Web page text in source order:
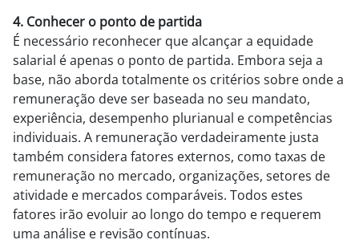
4. Conhecer o ponto de partida
É necessário reconhecer que alcançar a equidade
salarial é apenas o ponto de partida. Embora seja a
base, não aborda totalmente os critérios sobre onde a
remuneração deve ser baseada no seu mandato,
experiência, desempenho plurianual e competências
individuais. A remuneração verdadeiramente justa
também considera fatores externos, como taxas de
remuneração no mercado, organizações, setores de
atividade e mercados comparáveis. Todos estes
fatores irão evoluir ao longo do tempo e requerem
uma análise e revisão contínuas.